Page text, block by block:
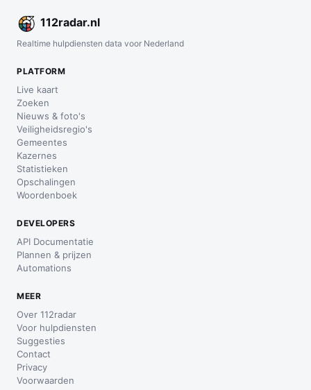
112radar.nl
Realtime hulpdiensten data voor Nederland
PLATFORM
Live kaart
Zoeken
Nieuws & foto's
Veiligheidsregio's
Gemeentes
Kazernes
Statistieken
Opschalingen
Woordenboek
DEVELOPERS
API Documentatie
Plannen & prijzen
Automations
MEER
Over 112radar
Voor hulpdiensten
Suggesties
Contact
Privacy
Voorwaarden